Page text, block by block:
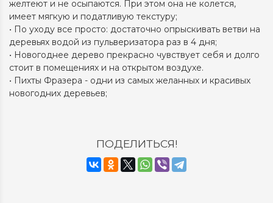
желтеют и не осыпаются. При этом она не колется,
имеет мягкую и податливую текстуру;
• По уходу все просто: достаточно опрыскивать ветви на
деревьях водой из пульверизатора раз в 4 дня;
• Новогоднее дерево прекрасно чувствует себя и долго
стоит в помещениях и на открытом воздухе.
• Пихты Фразера - одни из самых желанных и красивых
новогодних деревьев;
ПОДЕЛИТЬСЯ!